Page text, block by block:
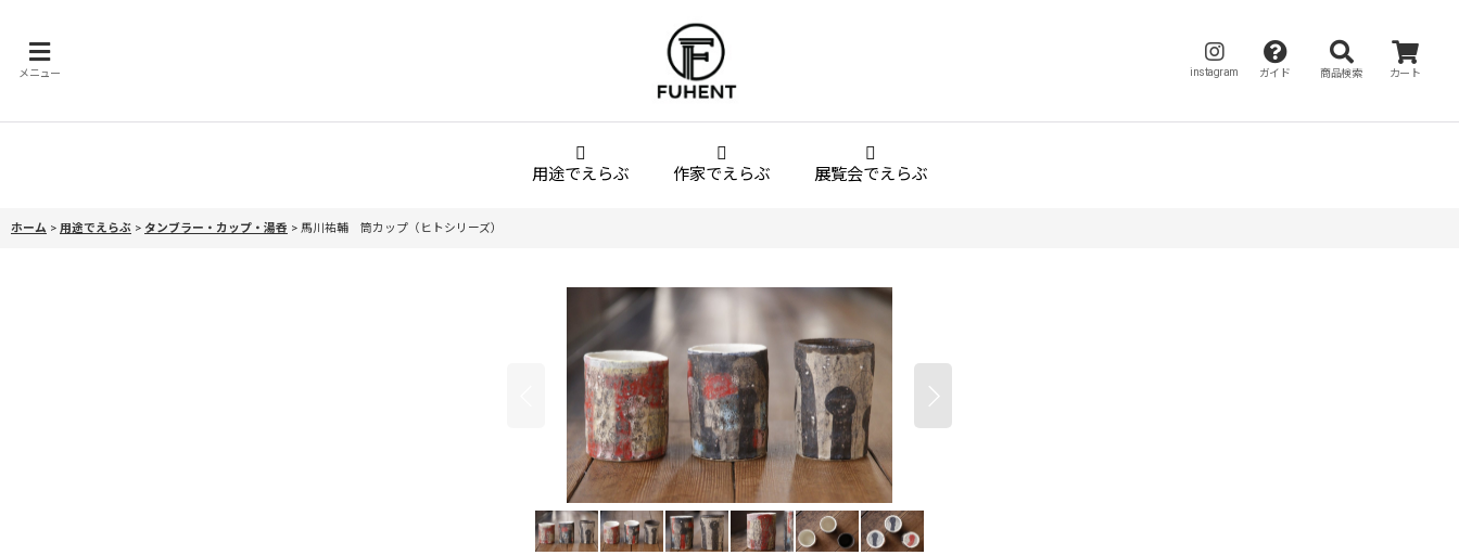
メニュー instagram ガイド 商品検索 カート
用途でえらぶ 作家でえらぶ 展覧会でえらぶ
ホーム > 用途でえらぶ > タンブラー・カップ・湯呑 > 馬川祐輔 筒カップ（ヒトシリーズ）